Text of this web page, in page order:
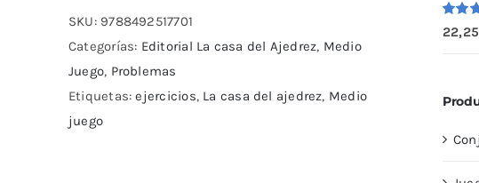
Gran
Maestro
II
cantidad
SKU: 9788492517701
Categorías: Editorial La casa del Ajedrez, Medio
Juego, Problemas
Etiquetas:ejercicios, La casa del ajedrez, Medio
juego
con
22,25